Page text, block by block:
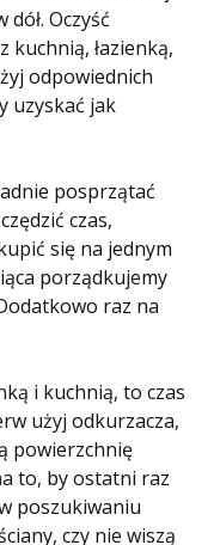
Oczyść
kuchnią, łazienką,
odpowiednich
uzyskać jak
posprzątać
czas,
się na jednym
porządkujemy
raz na
i kuchnią, to czas
użyj odkurzacza,
powierzchnię
to, by ostatni raz
poszukiwaniu
czy nie wiszą